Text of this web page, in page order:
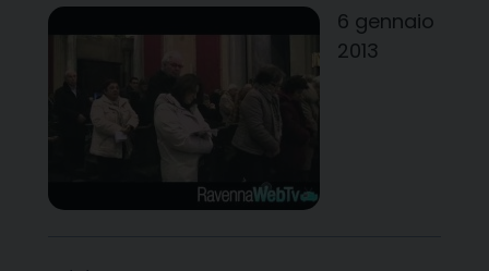
6 gennaio
2013